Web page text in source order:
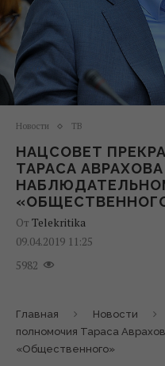
Новости ТВ
НАЦСОВЕТ
ТАРАСА АВРАХОВА
От Telekritika
09.04.2019 11:25
5982
Главная Новости
полномочия Тараса
«Общественного»